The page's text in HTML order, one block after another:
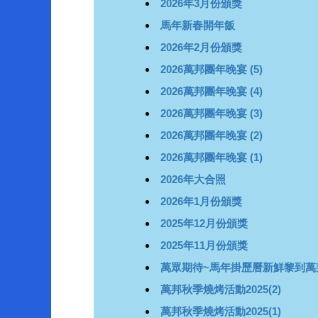
2026年3月份頒獎
馬年新春開年飯
2026年2月份頒獎
2026萬邦團年晚宴 (5)
2026萬邦團年晚宴 (4)
2026萬邦團年晚宴 (3)
2026萬邦團年晚宴 (2)
2026萬邦團年晚宴 (1)
2026年大合照
2026年1月份頒獎
2025年12月份頒獎
2025年11月份頒獎
萬眾期待~馬年掛歷曆新鮮黎到
萬邦秋季燒烤活動2025(2)
萬邦秋季燒烤活動2025(1)